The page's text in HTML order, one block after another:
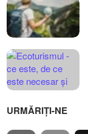
URMĂRIȚI-NE